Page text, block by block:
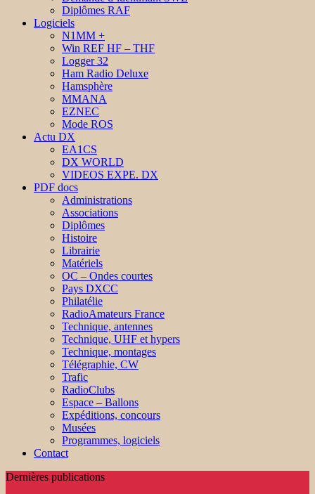
Diplômes RAF
Logiciels
N1MM +
Win REF HF – THF
Logger 32
Ham Radio Deluxe
Hamsphère
MMANA
EZNEC
Mode ROS
Actu DX
EA1CS
DX WORLD
VIDEOS EXPE. DX
PDF docs
Administrations
Associations
Diplômes
Histoire
Librairie
Matériels
OC – Ondes courtes
Pays DXCC
Philatélie
RadioAmateurs France
Technique, antennes
Technique, UHF et hypers
Technique, montages
Télégraphie, CW
Trafic
RadioClubs
Espace – Ballons
Expéditions, concours
Musées
Programmes, logiciels
Contact
Dernières publications